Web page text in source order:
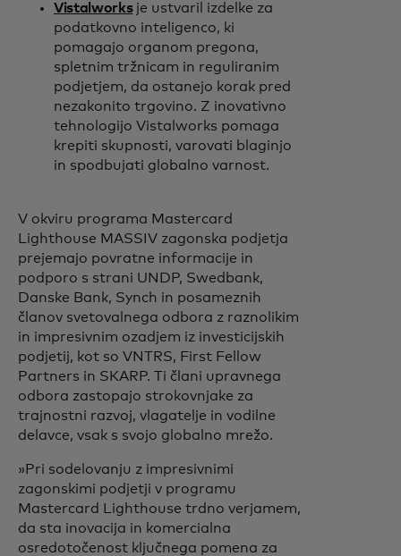
Vistalworksje ustvaril izdelke za
podatkovno inteligenco, ki
pomagajo organom pregona,
spletnim tržnicam in reguliranim
podjetjem, da ostanejo korak pred
nezakonito trgovino. Z inovativno
tehnologijo Vistalworks pomaga
krepiti skupnosti, varovati blaginjo
in spodbujati globalno varnost.
V okviru programa Mastercard
Lighthouse MASSIV zagonska podjetja
prejemajo povratne informacije in
podporo s strani UNDP, Swedbank,
Danske Bank, Synch in posameznih
članov svetovalnega odbora z raznolikim
in impresivnim ozadjem iz investicijskih
podjetij, kot so VNTRS, First Fellow
Partners in SKARP. Ti člani upravnega
odbora zastopajo strokovnjake za
trajnostni razvoj, vlagatelje in vodilne
delavce, vsak s svojo globalno mrežo.
»Pri sodelovanju z impresivnimi
zagonskimi podjetji v programu
Mastercard Lighthouse trdno verjamem,
da sta inovacija in komercialna
osredotočenost ključnega pomena za